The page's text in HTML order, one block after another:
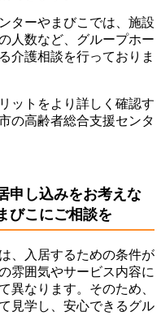
ターやまびこでは、施設
人数など、グループホー
介護相談を行っておりま
ットをより詳しく確認す
の高齢者総合支援センタ
申し込みをお考えな
びこにご相談を
、入居するための条件が
雰囲気やサービス内容に
異なります。そのため、
見学し、安心できるグル